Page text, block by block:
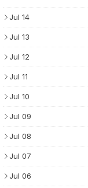
Jul 14
Jul 13
Jul 12
Jul 11
Jul 10
Jul 09
Jul 08
Jul 07
Jul 06